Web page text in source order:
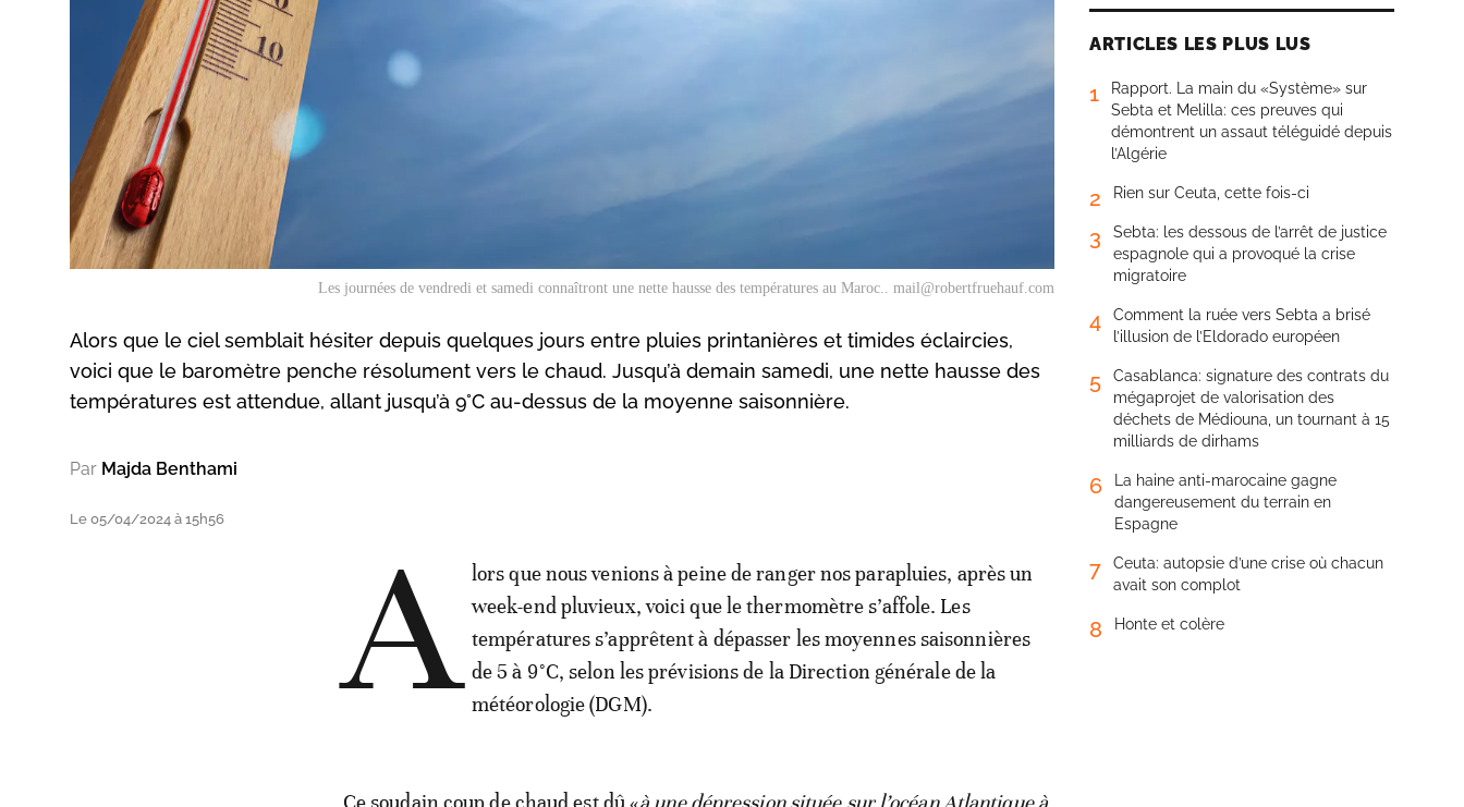
Les journées de vendredi et samedi connaîtront une nette hausse des températures au Maroc.. mail@robertfruehauf.com
Alors que le ciel semblait hésiter depuis quelques jours entre pluies printanières et timides éclaircies,
voici que le baromètre penche résolument vers le chaud. Jusqu’à demain samedi, une nette hausse des
températures est attendue, allant jusqu’à 9°C au-dessus de la moyenne saisonnière.
Par Majda Benthami
Le 05/04/2024 à 15h56 A lors que nous venions à peine de ranger nos parapluies, après un
week-end pluvieux, voici que le thermomètre s’affole. Les
températures s’apprêtent à dépasser les moyennes saisonnières
de 5 à 9°C, selon les prévisions de la Direction générale de la
météorologie (DGM).
Ce soudain coup de chaud est dû «à une dépression située sur l’océan Atlantique à
ARTICLES LES PLUS LUS
1
Rapport. La main du «Système» sur
Sebta et Melilla: ces preuves qui
démontrent un assaut téléguidé depuis
l’Algérie
2 Rien sur Ceuta, cette fois-ci
3
Sebta: les dessous de l’arrêt de justice
espagnole qui a provoqué la crise
migratoire
4
Comment la ruée vers Sebta a brisé
l’illusion de l’Eldorado européen
5
Casablanca: signature des contrats du
mégaprojet de valorisation des
déchets de Médiouna, un tournant à 15
milliards de dirhams
6
La haine anti-marocaine gagne
dangereusement du terrain en
Espagne
7
Ceuta: autopsie d’une crise où chacun
avait son complot
8 Honte et colère